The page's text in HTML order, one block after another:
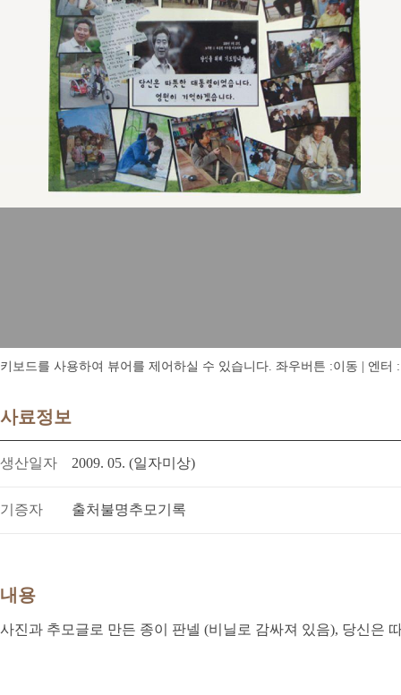
키보드를 사용하여 뷰어를 제어하실 수 있습니다. 좌우버튼 :이동 | 엔터
사료정보
생산일자 2009. 05. (일자미상)
기증자 출처불명추모기록
내용
사진과 추모글로 만든 종이 판넬 (비닐로 감싸져 있음), 당신은